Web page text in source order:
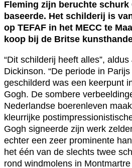
Fleming zijn beruchte schurk
baseerde. Het schilderij is
op TEFAF in het MECC te
koop bij de Britse
“Dit schilderij heeft alles”,
Dickinson. “De periode in
geschilderd was een keerpunt
Gogh. De sombere
Nederlandse boerenleven
kleurrijke
Gogh signeerde zijn werk
echter een zeer prominente
het één van de slechts twee
rond windmolens in